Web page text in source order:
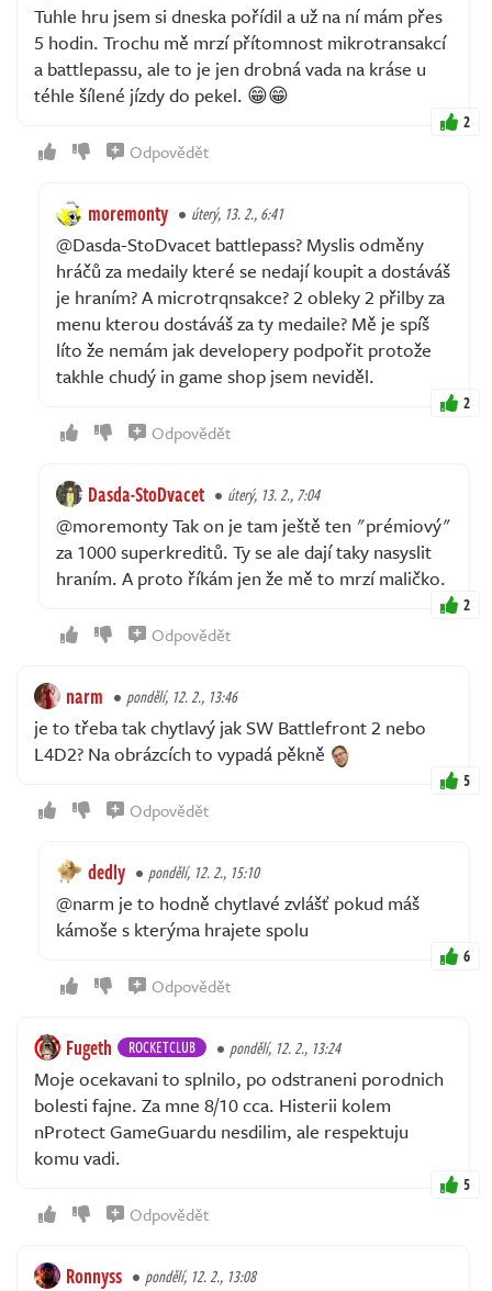
Tuhle hru jsem si dneska pořídil a už na ní mám přes
5 hodin. Trochu mě mrzí přítomnost mikrotransakcí
a battlepassu, ale to je jen drobná vada na kráse u
téhle šílené jízdy do pekel. 😁😁
2
Odpovědět
moremonty úterý, 13. 2., 6:41
@Dasda-StoDvacet battlepass? Myslis odměny
hráčů za medaily které se nedají koupit a dostáváš
je hraním? A microtrqnsakce? 2 obleky 2 přilby za
menu kterou dostáváš za ty medaile? Mě je spíš
líto že nemám jak developery podpořit protože
takhle chudý in game shop jsem neviděl.
2
Odpovědět
Dasda-StoDvacet úterý, 13. 2., 7:04
@moremonty Tak on je tam ještě ten "prémiový"
za 1000 superkreditů. Ty se ale dají taky nasyslit
hraním. A proto říkám jen že mě to mrzí maličko.
2
Odpovědět
narm pondělí, 12. 2., 13:46
je to třeba tak chytlavý jak SW Battlefront 2 nebo
L4D2? Na obrázcích to vypadá pěkně
5
Odpovědět
dedly pondělí, 12. 2., 15:10
@narm je to hodně chytlavé zvlášť pokud máš
kámoše s kterýma hrajete spolu
6
Odpovědět
Fugeth ROCKETCLUB pondělí, 12. 2., 13:24
Moje ocekavani to splnilo, po odstraneni porodnich
bolesti fajne. Za mne 8/10 cca. Histerii kolem
nProtect GameGuardu nesdilim, ale respektuju
komu vadi.
5
Odpovědět
Ronnyss pondělí, 12. 2., 13:08